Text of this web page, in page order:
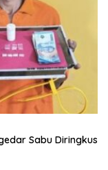
Sabu Diringkus